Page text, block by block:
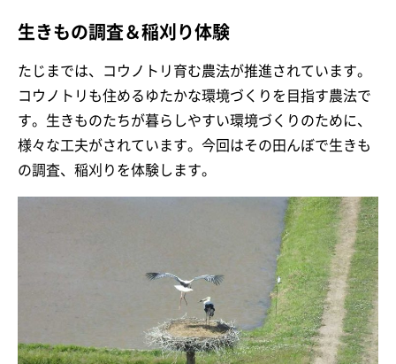
生きもの調査＆稲刈り体験
たじまでは、コウノトリ育む農法が推進されています。
コウノトリも住めるゆたかな環境づくりを目指す農法で
す。生きものたちが暮らしやすい環境づくりのために、
様々な工夫がされています。今回はその田んぼで生きも
の調査、稲刈りを体験します。